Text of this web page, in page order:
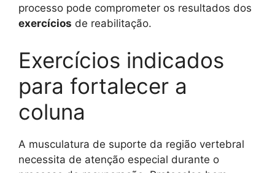
processo pode comprometer os resultados dos
exercícios de reabilitação.
Exercícios indicados
para fortalecer a
coluna
A musculatura de suporte da região vertebral
necessita de atenção especial durante o